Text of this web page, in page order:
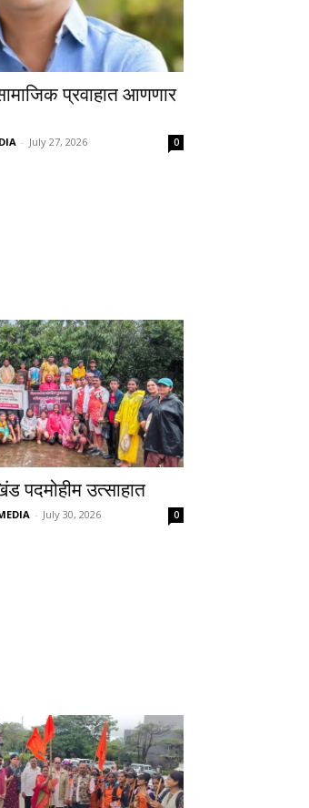
प्रवाहात आणणार
- July 27, 2026 0
पदमोहीम उत्साहात
- July 30, 2026 0